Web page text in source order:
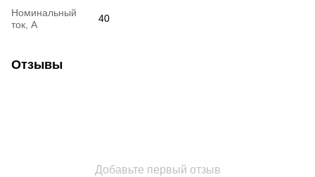
Номинальный
ток, А
40
Отзывы
Добавьте первый отзыв